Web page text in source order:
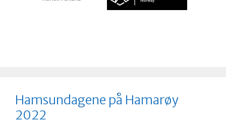
Hamsundagene på Hamarøy
2022